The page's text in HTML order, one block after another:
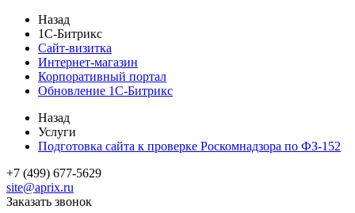
Назад
1С-Битрикс
Сайт-визитка
Интернет-магазин
Корпоративный портал
Обновление 1С-Битрикс
Назад
Услуги
Подготовка сайта к проверке Роскомнадзора по ФЗ-152
+7 (499) 677-5629
site@aprix.ru
Заказать звонок